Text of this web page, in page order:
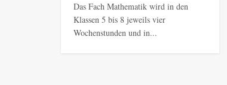
Das Fach Mathematik wird in den
Klassen 5 bis 8 jeweils vier
Wochenstunden und in...